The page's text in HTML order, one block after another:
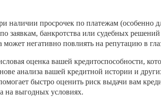
наличии просрочек по платежам (особенно
заявкам, банкротства или судебных
негативно повлиять на репутацию в
оценка вашей кредитоспособности,
анализа вашей кредитной истории и
быстро оценить риск выдачи вам
на выгодных условиях.